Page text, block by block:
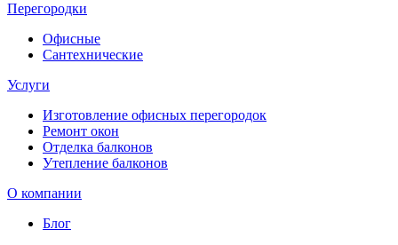
Перегородки
Офисные
Сантехнические
Услуги
Изготовление офисных перегородок
Ремонт окон
Отделка балконов
Утепление балконов
О компании
Блог